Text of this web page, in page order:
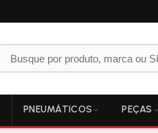
PNEUMÁTICOS PEÇAS